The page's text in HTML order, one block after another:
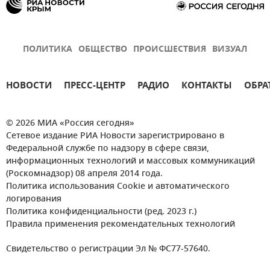
ПОЛИТИКА ОБЩЕСТВО ПРОИСШЕСТВИЯ ВИЗУАЛ
НОВОСТИ ПРЕСС-ЦЕНТР РАДИО КОНТАКТЫ
© 2026 МИА «Россия сегодня»
Сетевое издание РИА Новости зарегистрировано в
Федеральной службе по надзору в сфере связи,
информационных технологий и массовых коммуникаций
(Роскомнадзор) 08 апреля 2014 года.
Политика использования Cookie и автоматического
логирования
Политика конфиденциальности (ред. 2023 г.)
Правила применения рекомендательных технологий
Свидетельство о регистрации Эл № ФС77-57640.